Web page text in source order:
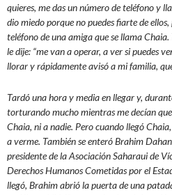
quieres, me das un número de teléfono y
dio miedo porque no puedes fiarte de
teléfono de una amiga que se llama
le dije: “me van a operar, a ver si puedes
llorar y rápidamente avisó a mi familia,
Tardó una hora y media en llegar y,
torturando mucho mientras me decían
Chaia, ni a nadie. Pero cuando llegó
a verme. También se enteró Brahim
presidente de la Asociación Saharaui de
Derechos Humanos Cometidas por el
llegó, Brahim abrió la puerta de una